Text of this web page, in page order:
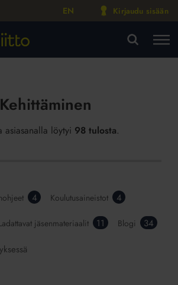
EN Kirjaudu sisään
Kehittäminen
asiasanalla löytyi 98 tulosta.
4 Koulutusaineistot 4
jäsenmateriaalit 11 Blogi 34